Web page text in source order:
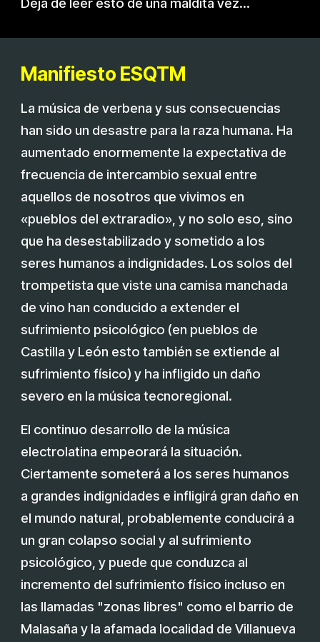
Manifiesto ESQTM
La música de verbena y sus consecuencias
han sido un desastre para la raza humana. Ha
aumentado enormemente la expectativa de
frecuencia de intercambio sexual entre
aquellos de nosotros que vivimos en
«pueblos del extraradio», y no solo eso, sino
que ha desestabilizado y sometido a los
seres humanos a indignidades. Los solos del
trompetista que viste una camisa manchada
de vino han conducido a extender el
sufrimiento psicológico (en pueblos de
Castilla y León esto también se extiende al
sufrimiento físico) y ha infligido un daño
severo en la música tecnoregional.
El continuo desarrollo de la música
electrolatina empeorará la situación.
Ciertamente someterá a los seres humanos
a grandes indignidades e infligirá gran daño en
el mundo natural, probablemente conducirá a
un gran colapso social y al sufrimiento
psicológico, y puede que conduzca al
incremento del sufrimiento físico incluso en
las llamadas "zonas libres" como el barrio de
Malasaña y la afamada localidad de Villanueva